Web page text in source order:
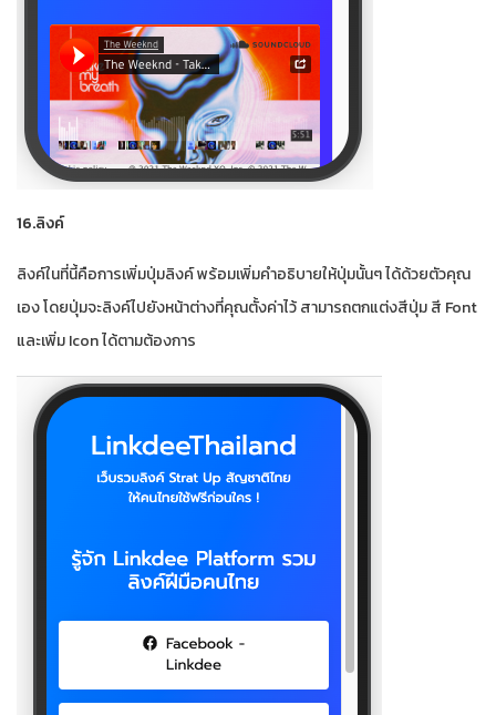
16.ลิงค์
ลิงค์ในที่นี้คือการเพิ่มปุ่มลิงค์ พร้อมเพิ่มคำอธิบายให้ปุ่มนั้นๆ ได้ด้วยตัวคุณ
เอง โดยปุ่มจะลิงค์ไปยังหน้าต่างที่คุณตั้งค่าไว้ สามารถตกแต่งสีปุ่ม สี Font
และเพิ่ม Icon ได้ตามต้องการ